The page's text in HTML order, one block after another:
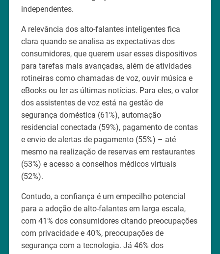
independentes.
A relevância dos alto-falantes inteligentes fica
clara quando se analisa as expectativas dos
consumidores, que querem usar esses dispositivos
para tarefas mais avançadas, além de atividades
rotineiras como chamadas de voz, ouvir música e
eBooks ou ler as últimas notícias. Para eles, o valor
dos assistentes de voz está na gestão de
segurança doméstica (61%), automação
residencial conectada (59%), pagamento de contas
e envio de alertas de pagamento (55%) – até
mesmo na realização de reservas em restaurantes
(53%) e acesso a conselhos médicos virtuais
(52%).
Contudo, a confiança é um empecilho potencial
para a adoção de alto-falantes em larga escala,
com 41% dos consumidores citando preocupações
com privacidade e 40%, preocupações de
segurança com a tecnologia. Já 46% dos